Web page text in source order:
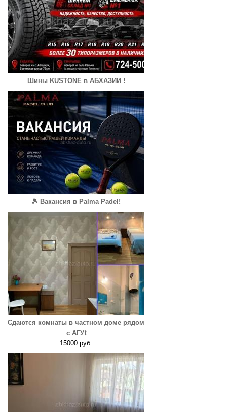
Шины KUSTONE в АБХАЗИИ !
🎾 Вакансия в Palma Padel!
Сдаются комнаты в частном доме рядом
с АГУ❗️
15000 руб.